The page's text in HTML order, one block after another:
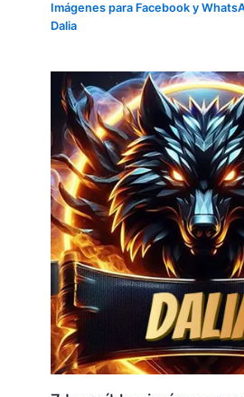
Imágenes para Facebook y
Dalia